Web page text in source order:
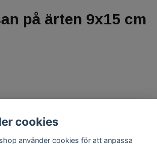
på ärten 9x15 cm
cookies
använder cookies för att anpassa